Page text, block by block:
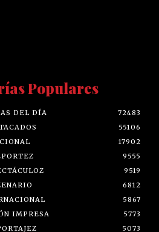
Populares
DEL DÍA
72483
55106
17902
9555
9519
6812
5867
IMPRESA
5773
5073